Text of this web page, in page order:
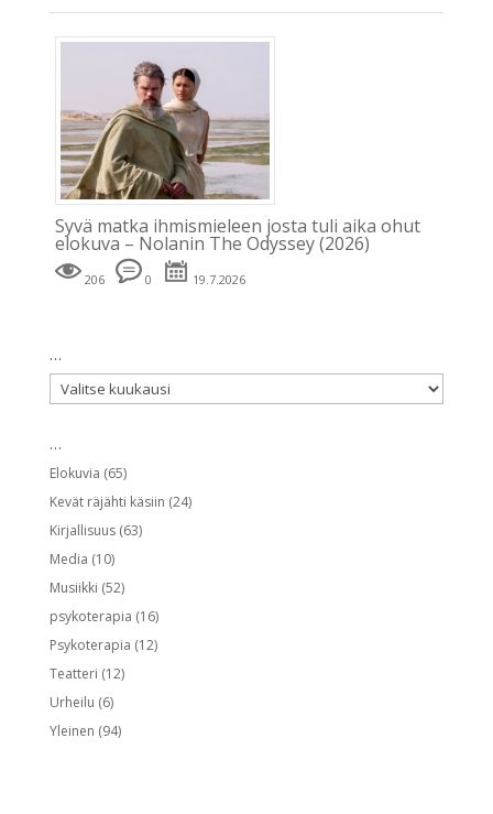
Syvä matka ihmismieleen josta tuli aika ohut
elokuva – Nolanin The Odyssey (2026)
206 0 19.7.2026
…
…
Elokuvia (65)
Kevät räjähti käsiin (24)
Kirjallisuus(63)
Media (10)
Musiikki (52)
psykoterapia (16)
Psykoterapia (12)
Teatteri (12)
Urheilu (6)
Yleinen (94)